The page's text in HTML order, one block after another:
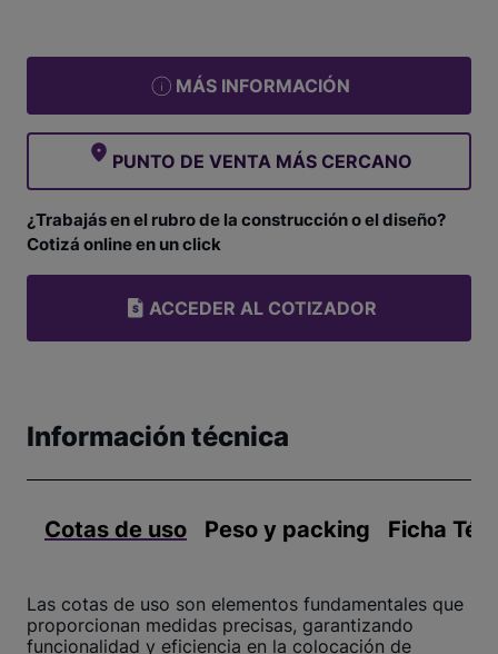
MÁS INFORMACIÓN
PUNTO DE VENTA MÁS CERCANO
¿Trabajás en el rubro de la construcción o el diseño?
Cotizá online en un click
ACCEDER AL COTIZADOR
Información técnica
Cotas de uso Peso y packing Ficha
Las cotas de uso son elementos fundamentales que
proporcionan medidas precisas, garantizando
funcionalidad y eficiencia en la colocación de